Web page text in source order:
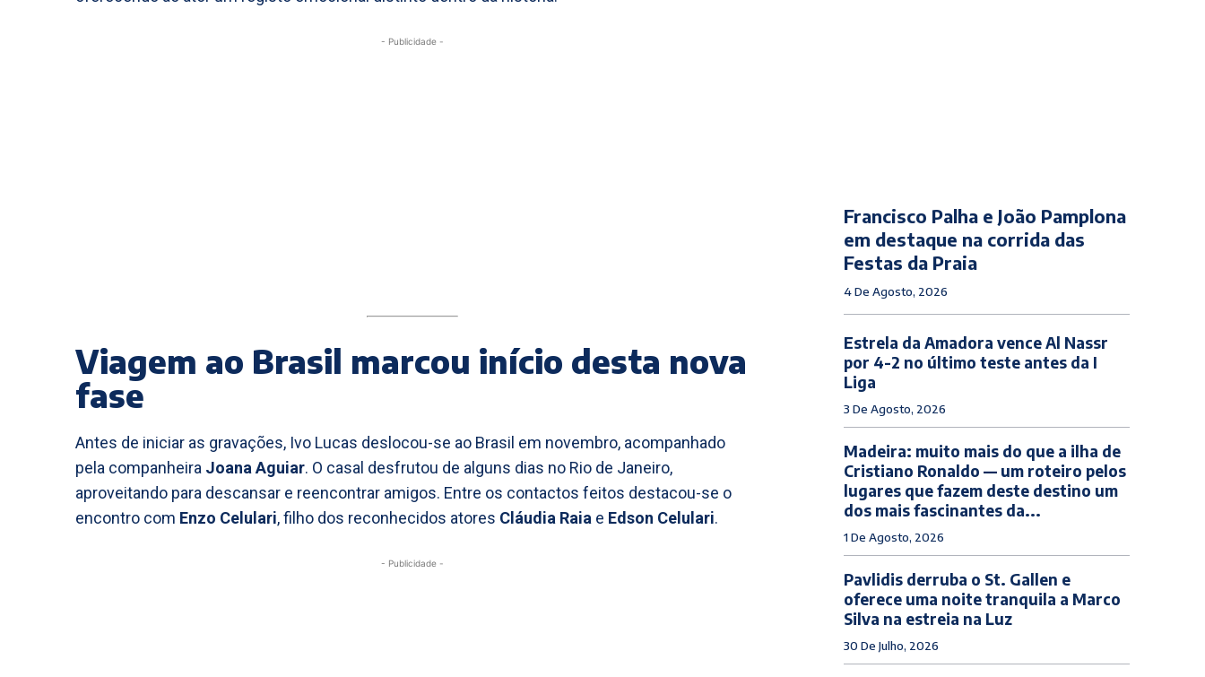
- Publicidade -
Viagem ao Brasil marcou início desta nova
fase
Antes de iniciar as gravações, Ivo Lucas deslocou-se ao Brasil em novembro, acompanhado
pela companheira Joana Aguiar. O casal desfrutou de alguns dias no Rio de Janeiro,
aproveitando para descansar e reencontrar amigos. Entre os contactos feitos destacou-se o
encontro com Enzo Celulari, filho dos reconhecidos atores Cláudia Raia e Edson Celulari.
- Publicidade -
Francisco Palha e João Pamplona
em destaque na corrida das
Festas da Praia
4 De Agosto, 2026
Estrela da Amadora vence Al Nassr
por 4-2 no último teste antes da I
Liga
3 De Agosto, 2026
Madeira: muito mais do que a ilha de
Cristiano Ronaldo — um roteiro pelos
lugares que fazem deste destino um
dos mais fascinantes da...
1 De Agosto, 2026
Pavlidis derruba o St. Gallen e
oferece uma noite tranquila a Marco
Silva na estreia na Luz
30 De Julho, 2026